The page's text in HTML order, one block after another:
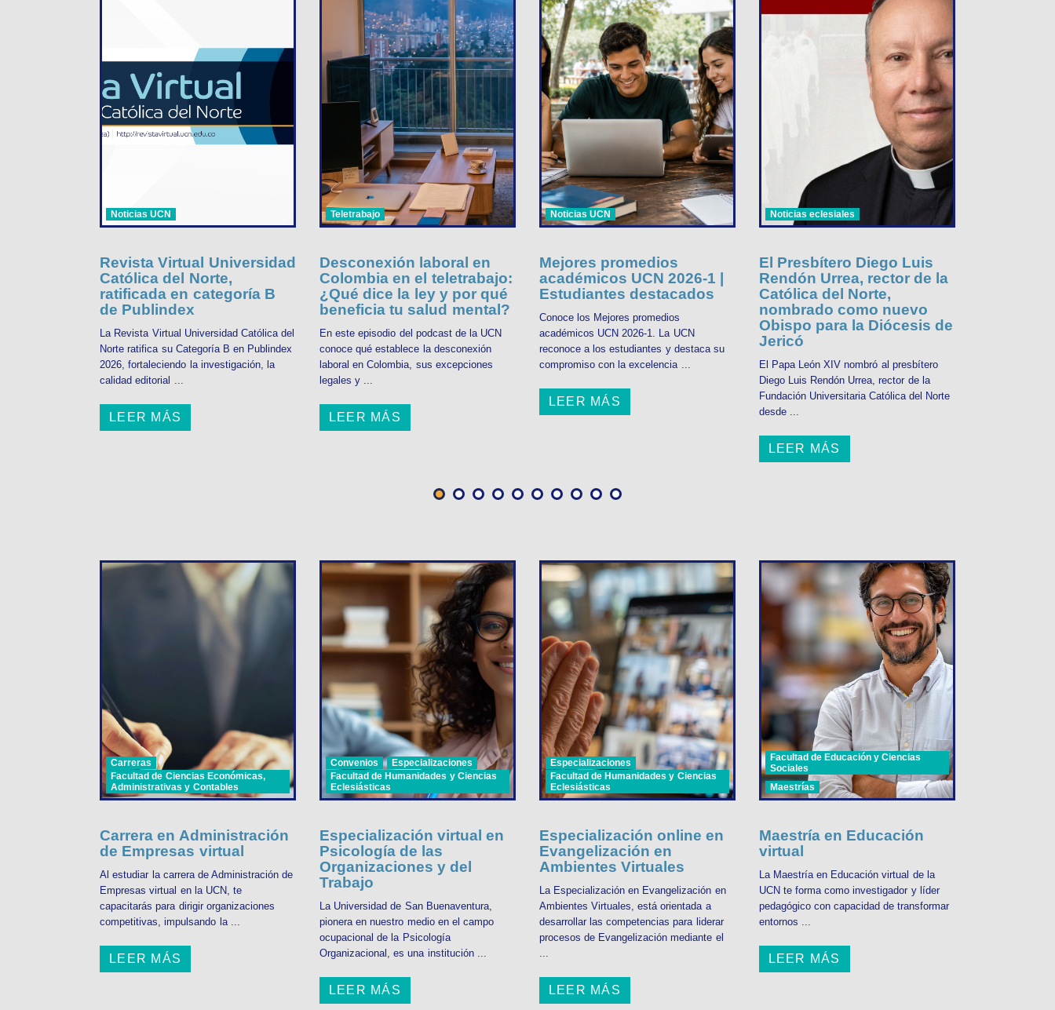
Noticias UCN
Revista Virtual Universidad
Católica del Norte,
ratificada en categoría B
de Publindex
La Revista Virtual Universidad Católica del
Norte ratifica su Categoría B en Publindex
2026, fortaleciendo la investigación, la
calidad editorial ...
LEER MÁS
Teletrabajo
Desconexión laboral en
Colombia en el teletrabajo:
¿Qué dice la ley y por qué
beneficia tu salud mental?
En este episodio del podcast de la UCN
conoce qué establece la desconexión
laboral en Colombia, sus excepciones
legales y ...
LEER MÁS
Noticias UCN
Mejores promedios
académicos UCN 2026-1 |
Estudiantes destacados
Conoce los Mejores promedios
académicos UCN 2026-1. La UCN
reconoce a los estudiantes y destaca su
compromiso con la excelencia ...
LEER MÁS
Noticias eclesiales
El Presbítero Diego Luis
Rendón Urrea, rector de la
Católica del Norte,
nombrado como nuevo
Obispo para la Diócesis de
Jericó
El Papa León XIV nombró al presbítero
Diego Luis Rendón Urrea, rector de la
Fundación Universitaria Católica del Norte
desde ...
LEER MÁS
Carreras
Facultad de Ciencias Económicas,
Administrativas y Contables
Carrera en Administración
de Empresas virtual
Al estudiar la carrera de Administración de
Empresas virtual en la UCN, te
capacitarás para dirigir organizaciones
competitivas, impulsando la ...
LEER MÁS
Convenios
Especializaciones
Facultad de Humanidades y Ciencias
Eclesiásticas
Especialización virtual en
Psicología de las
Organizaciones y del
Trabajo
La Universidad de San Buenaventura,
pionera en nuestro medio en el campo
ocupacional de la Psicología
Organizacional, es una institución ...
LEER MÁS
Especializaciones
Facultad de Humanidades y Ciencias
Eclesiásticas
Especialización online en
Evangelización en
Ambientes Virtuales
La Especialización en Evangelización en
Ambientes Virtuales, está orientada a
desarrollar las competencias para liderar
procesos de Evangelización mediante el
LEER MÁS
Facultad de Educación y Ciencias
Sociales
Maestrías
Maestría en Educación
virtual
La Maestría en Educación virtual de la
UCN te forma como investigador y líder
pedagógico con capacidad de transformar
entornos ...
LEER MÁS